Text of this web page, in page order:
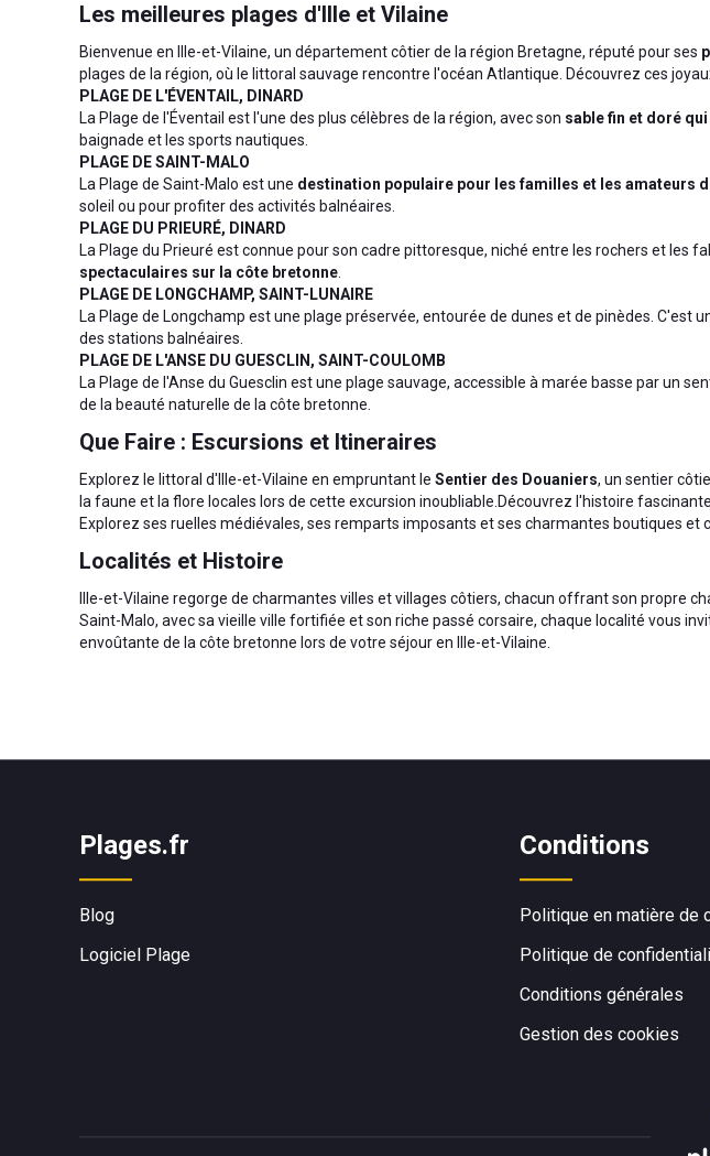
Les meilleures plages d'Ille et Vilaine
Bienvenue en Ille-et-Vilaine, un département côtier de la région Bretagne, réputé pour ses
plages de la région, où le littoral sauvage rencontre l'océan Atlantique. Découvrez ces
PLAGE DE L'ÉVENTAIL, DINARD
La Plage de l'Éventail est l'une des plus célèbres de la région, avec son sable fin et doré
baignade et les sports nautiques.
PLAGE DE SAINT-MALO
La Plage de Saint-Malo est une destination populaire pour les familles et les amateurs
soleil ou pour profiter des activités balnéaires.
PLAGE DU PRIEURÉ, DINARD
La Plage du Prieuré est connue pour son cadre pittoresque, niché entre les rochers et les
spectaculaires sur la côte bretonne
PLAGE DE LONGCHAMP, SAINT-LUNAIRE
La Plage de Longchamp est une plage préservée, entourée de dunes et de pinèdes. C'est
des stations balnéaires.
PLAGE DE L'ANSE DU GUESCLIN, SAINT-COULOMB
La Plage de l'Anse du Guesclin est une plage sauvage, accessible à marée basse par un
de la beauté naturelle de la côte bretonne.
Que Faire : Escursions et Itineraires
Explorez le littoral d'Ille-et-Vilaine en empruntant le Sentier des Douaniers, un sentier
la faune et la flore locales lors de cette excursion inoubliable.Découvrez l'histoire
Explorez ses ruelles médiévales, ses remparts imposants et ses charmantes boutiques et
Localités et Histoire
Ille-et-Vilaine regorge de charmantes villes et villages côtiers, chacun offrant son propre
Saint-Malo, avec sa vieille ville fortifiée et son riche passé corsaire, chaque localité vous
envoûtante de la côte bretonne lors de votre séjour en Ille-et-Vilaine.
Plages.fr
Blog
Logiciel Plage
Conditions
Politique en matière de
Politique de
Conditions générales
Gestion des cookies